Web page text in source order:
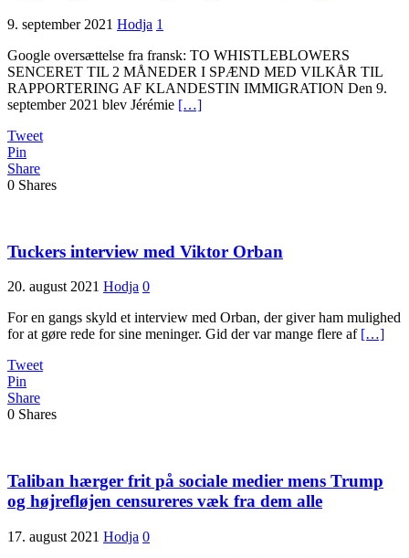
9. september 2021 Hodja 1
Google oversættelse fra fransk: TO WHISTLEBLOWERS
SENCERET TIL 2 MÅNEDER I SPÆND MED VILKÅR TIL
RAPPORTERING AF KLANDESTIN IMMIGRATION Den 9.
september 2021 blev Jérémie […]
Tweet
Pin
Share
0 Shares
Tuckers interview med Viktor Orban
20. august 2021 Hodja 0
For en gangs skyld et interview med Orban, der giver ham mulighed
for at gøre rede for sine meninger. Gid der var mange flere af […]
Tweet
Pin
Share
0 Shares
Taliban hærger frit på sociale medier mens Trump
og højrefløjen censureres væk fra dem alle
17. august 2021 Hodja 0